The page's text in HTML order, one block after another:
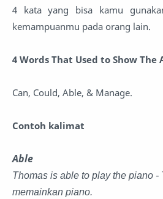
4 kata yang bisa kamu
kemampuanmu pada orang lain.
4 Words That Used to Show
Can, Could, Able, & Manage.
Contoh kalimat
Able
Thomas is able to play the piano -
memainkan piano.